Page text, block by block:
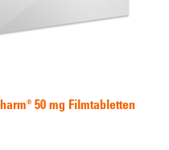
50 mg Filmtabletten